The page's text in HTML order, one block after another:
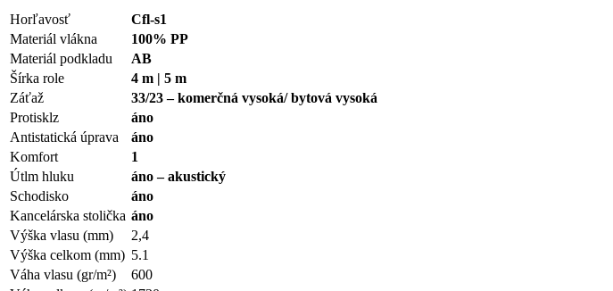
Horľavosť
Cfl-s1
Materiál vlákna
100% PP
Materiál podkladu
AB
Šírka role
4 m | 5 m
Záťaž
33/23 – komerčná vysoká/ bytová vysoká
Protisklz
áno
Antistatická úprava
áno
Komfort
1
Útlm hluku
áno – akustický
Schodisko
áno
Kancelárska stolička áno
Výška vlasu (mm)
2,4
Výška celkom (mm) 5.1
Váha vlasu (gr/m²)
600